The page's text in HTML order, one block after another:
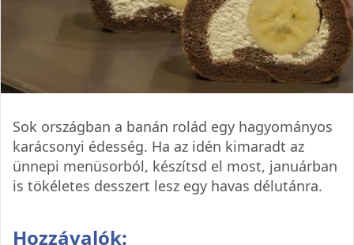
Sok országban a banán rolád egy hagyományos
karácsonyi édesség. Ha az idén kimaradt az
ünnepi menüsorból, készítsd el most, januárban
is tökéletes desszert lesz egy havas délutánra.
Hozzávalók: